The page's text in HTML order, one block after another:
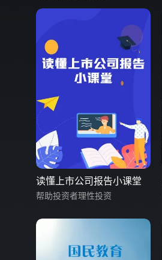
读懂上市公司报告小课堂
帮助投资者理性投资